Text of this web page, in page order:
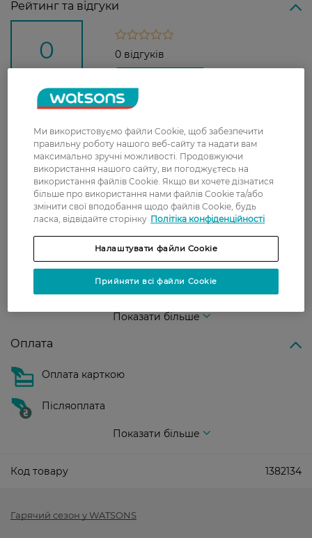
Рейтинг та відгуки
0
З 0 відгуків
0 відгуків
Доставка
Нова пошта
У відділення Нової пошти - 99 грн,
безкоштовно від 699 грн
Укрпошта
Вартість доставки - 79 грн, безкоштовна
доставка від - 599 грн
Забрати сьогодні в магазині Watsons
Вартість доставки - 0 грн
Показати більше
Оплата
Оплата карткою
Післяоплата
Показати більше
Код товару 1382134
Гарячий сезон у WATSONS
Ми використовуємо файли Cookie, щоб забезпечити
правильну роботу нашого веб-сайту та надати вам
максимально зручні можливості. Продовжуючи
використання нашого сайту, ви погоджуєтесь на
використання файлів Cookie. Якщо ви хочете дізнатися
більше про використання нами файлів Cookie та/або
змінити свої вподобання щодо файлів Cookie, будь
ласка, відвідайте сторінку Політіка конфіденційності
Налаштувати файли Cookie
Прийняти всі файли Cookie